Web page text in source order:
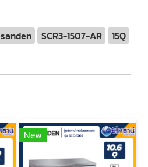
sanden SCR3-1507-AR 15Q
New